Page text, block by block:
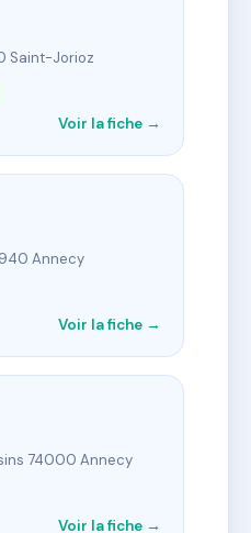
Saint-Jorioz
Voir la fiche →
Annecy
Voir la fiche →
74000 Annecy
Voir la fiche →